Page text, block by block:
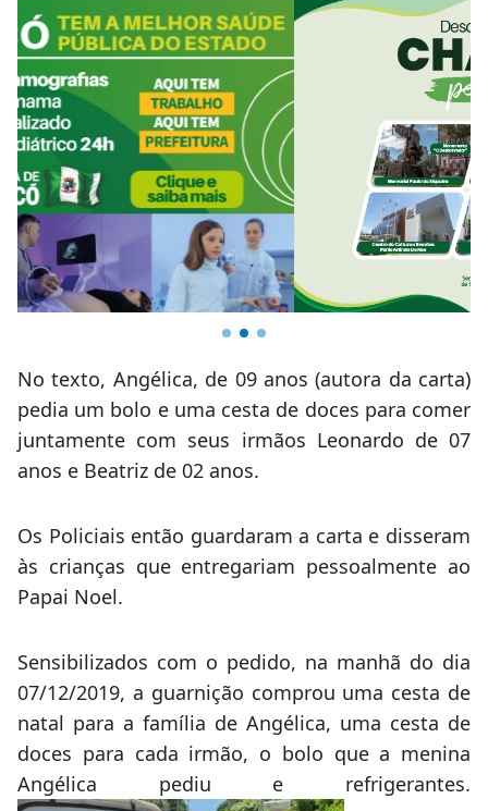
No texto, Angélica, de 09 anos (autora da carta)
pedia um bolo e uma cesta de doces para comer
juntamente com seus irmãos Leonardo de 07
anos e Beatriz de 02 anos.
Os Policiais então guardaram a carta e disseram
às crianças que entregariam pessoalmente ao
Papai Noel.
Sensibilizados com o pedido, na manhã do dia
07/12/2019, a guarnição comprou uma cesta de
natal para a família de Angélica, uma cesta de
doces para cada irmão, o bolo que a menina
Angélica pediu e refrigerantes.